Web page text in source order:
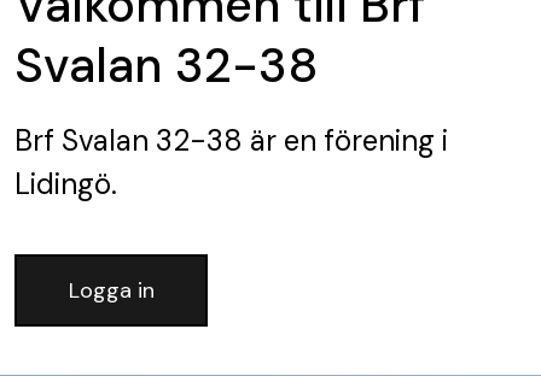
Svalan 32-38
Brf Svalan 32-38 är en förening i
Lidingö.
Logga in